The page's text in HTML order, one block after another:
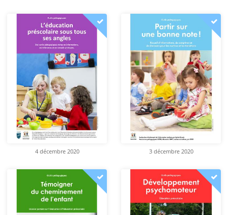
4 décembre 2020 3 décembre 2020